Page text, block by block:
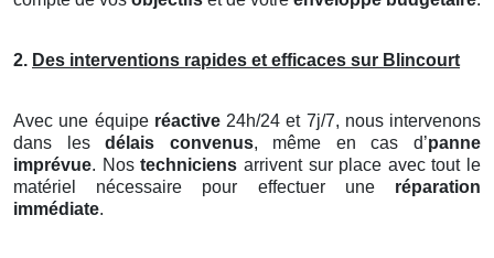
2. Des interventions rapides et efficaces sur Blincourt
Avec une équipe réactive24h/24 et 7j/7, nous intervenons
dans lesdélais convenus, même en cas d’panne
imprévue. Nostechniciens arrivent sur place avec tout le
matériel nécessaire pour effectuer une réparation
immédiate.